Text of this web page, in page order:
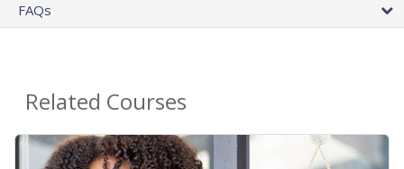
FAQs
Related Courses